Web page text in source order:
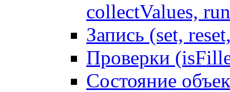
collectValues,
Запись (set,
Проверки
Состояние